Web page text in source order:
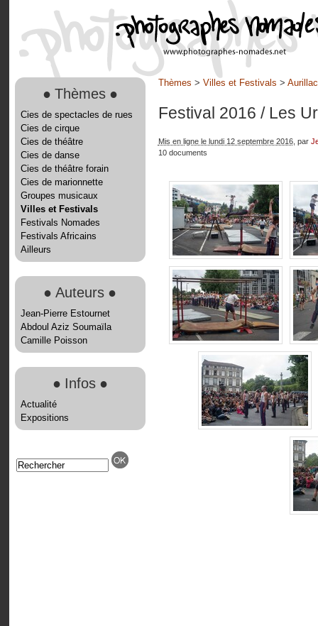
● Thèmes ●
Cies de spectacles de rues
Cies de cirque
Cies de théâtre
Cies de danse
Cies de théâtre forain
Cies de marionnette
Groupes musicaux
Villes et Festivals
Festivals Nomades
Festivals Africains
Ailleurs
● Auteurs ●
Jean-Pierre Estournet
Abdoul Aziz Soumaïla
Camille Poisson
● Infos ●
Actualité
Expositions
Thèmes > Villes et Festivals >
Festival 2016 / Les
Mis en ligne le lundi 12 septembre 2016, par
10 documents